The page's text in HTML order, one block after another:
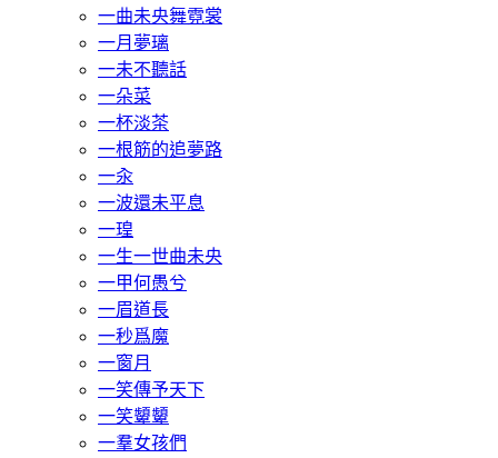
一曲未央舞霓裳
一月夢璃
一未不聽話
一朵菜
一杯淡茶
一根筋的追夢路
一汆
一波還未平息
一瑝
一生一世曲未央
一甲何愚兮
一眉道長
一秒爲魔
一窗月
一笑傳予天下
一笑顰顰
一羣女孩們